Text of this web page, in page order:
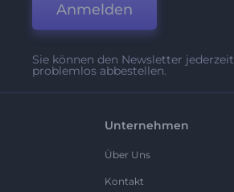
Anmelden
Sie können den Newsletter jederzeit
problemlos abbestellen.
Unternehmen
Über Uns
Kontakt